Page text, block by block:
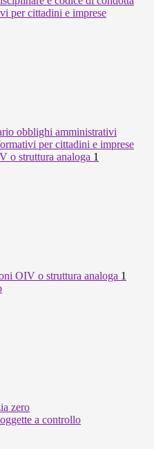
per cittadini e imprese
obblighi amministrativi
per cittadini e imprese
o struttura analoga 1
OIV o struttura analoga 1
zero
a controllo